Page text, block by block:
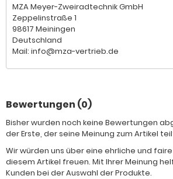
MZA Meyer-Zweiradtechnik GmbH
Zeppelinstraße 1
98617 Meiningen
Deutschland
Mail: info@mza-vertrieb.de
Bewertungen (0)
Bisher wurden noch keine Bewertungen
der Erste, der seine Meinung zum Artikel
Wir würden uns über eine ehrliche und
diesem Artikel freuen. Mit Ihrer Meinung
Kunden bei der Auswahl der Produkte.